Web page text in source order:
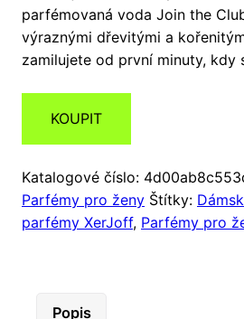
parfémovaná voda Join the
výraznými dřevitými a
zamilujete od první minuty, kdy
KOUPIT
Katalogové číslo:
Parfémy pro ženy Štítky:
parfémy XerJoff, Parfémy pro
Popis